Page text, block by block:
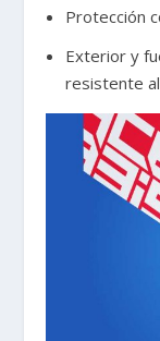
Protección
Exterior y
resistente